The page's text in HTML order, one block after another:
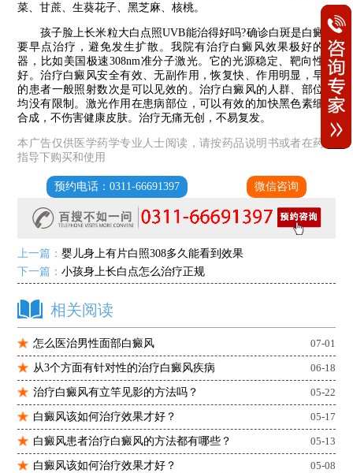
菜、甘蔗、生葵花子、黑芝麻、核桃。
孩子脸上长米粒大白点照UVB能治得好吗?确诊白斑是白癜风
要早点治疗，避免发生扩散。我院有治疗白癜风效果极好的仪
器，比如美国极速308nm准分子激光。它的光源稳定、靶向性良
好。治疗白癜风安全有效、无副作用，恢复快、作用明显，早期
的患者一般照射数次是可以见效的。治疗白癜风的人群、部位等
均没有限制。激光作用在患病部位，可以有效的加快黑色素细胞
合成，不伤害健康皮肤。治疗无痛无创，不易复发。
本广告仅供医学药学专业人士阅读，请按药品说明书或者在药师
指导下购买和使用
预约电话：0311-66691397 微信咨询
上一篇：婴儿身上有片白照308多久能看到效果
下一篇：小孩身上长白点怎么治疗正规
相关阅读
怎么医治男性面部白癜风 07-01
从3个方面有针对性的治疗白癜风疾病 06-18
治疗白癜风有立竿见影的方法吗？ 05-22
白癜风该如何治疗效果才好？ 05-17
白癜风患者治疗白癜风的方法都有哪些？ 05-13
白癜风该如何治疗效果才好？ 05-08